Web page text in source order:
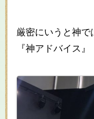
厳密にいうと神
『神アドバイス』